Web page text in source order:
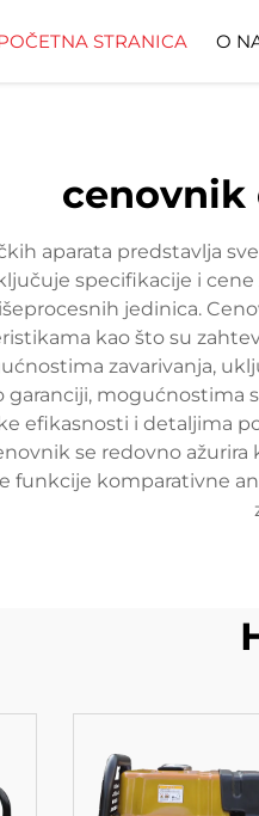
STRANICA O
cenovnik
aparata predstavlja
specifikacije i
jedinica.
kao što su
zavarivanja,
garanciji,
efikasnosti i detaljima
se redovno
funkcije komparativne